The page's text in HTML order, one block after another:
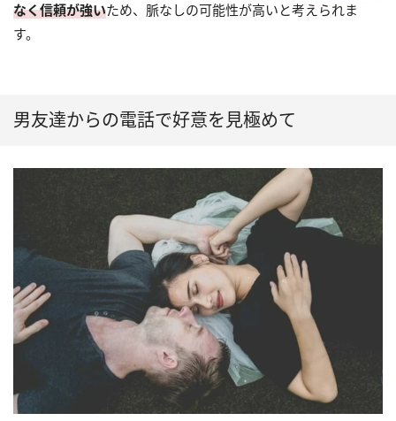
なく信頼が強いため、脈なしの可能性が高いと考えられま
す。
男友達からの電話で好意を見極めて